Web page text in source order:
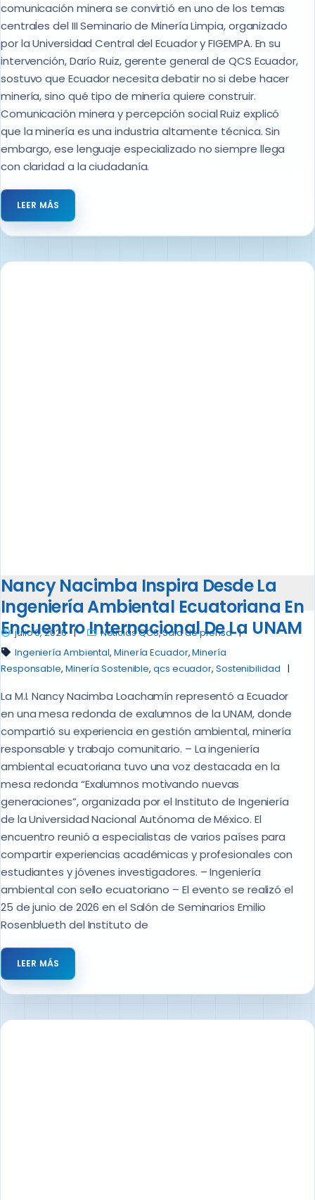
comunicación minera se convirtió en uno de los temas
centrales del III Seminario de Minería Limpia, organizado
por la Universidad Central del Ecuador y FIGEMPA. En su
intervención, Darío Ruiz, gerente general de QCS Ecuador,
sostuvo que Ecuador necesita debatir no si debe hacer
minería, sino qué tipo de minería quiere construir.
Comunicación minera y percepción social Ruiz explicó
que la minería es una industria altamente técnica. Sin
embargo, ese lenguaje especializado no siempre llega
con claridad a la ciudadanía.
LEER MÁS
Nancy Nacimba Inspira Desde La
Ingeniería Ambiental Ecuatoriana En
Encuentro Internacional De La UNAM
julio 6, 2026 Noticias QCS,Sala de prensa
Ingeniería Ambiental, Minería Ecuador,Minería
Responsable, Minería Sostenible,qcs ecuador, Sostenibilidad
La M.I. Nancy Nacimba Loachamín representó a Ecuador
en una mesa redonda de exalumnos de la UNAM, donde
compartió su experiencia en gestión ambiental, minería
responsable y trabajo comunitario. – La ingeniería
ambiental ecuatoriana tuvo una voz destacada en la
mesa redonda “Exalumnos motivando nuevas
generaciones”, organizada por el Instituto de Ingeniería
de la Universidad Nacional Autónoma de México. El
encuentro reunió a especialistas de varios países para
compartir experiencias académicas y profesionales con
estudiantes y jóvenes investigadores. – Ingeniería
ambiental con sello ecuatoriano – El evento se realizó el
25 de junio de 2026 en el Salón de Seminarios Emilio
Rosenblueth del Instituto de
LEER MÁS